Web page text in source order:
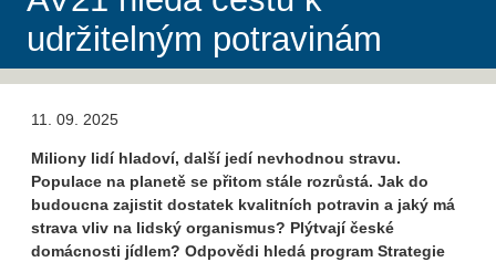
udržitelným potravinám
11. 09. 2025
Miliony lidí hladoví, další jedí nevhodnou stravu.
Populace na planetě se přitom stále rozrůstá. Jak do
budoucna zajistit dostatek kvalitních potravin a jaký má
strava vliv na lidský organismus? Plýtvají české
domácnosti jídlem? Odpovědi hledá program Strategie